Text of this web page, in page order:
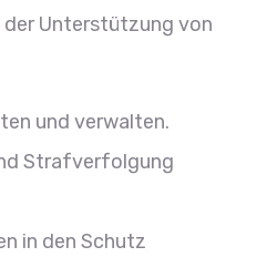
Unterstützung von
und verwalten.
Strafverfolgung
in den Schutz